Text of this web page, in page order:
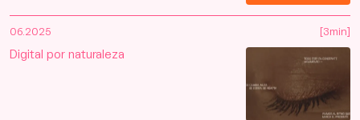
06.2025
Digital por naturaleza
[3min]